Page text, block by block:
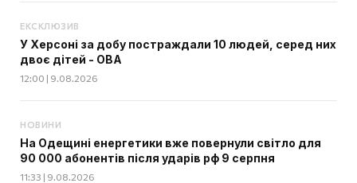
ЕКСКЛЮЗИВ
У Херсоні за добу постраждали 10 людей, серед них
двоє дітей - ОВА
12:00 | 9.08.2026
НОВИНИ
На Одещині енергетики вже повернули світло для
90 000 абонентів після ударів рф 9 серпня
11:33 | 9.08.2026